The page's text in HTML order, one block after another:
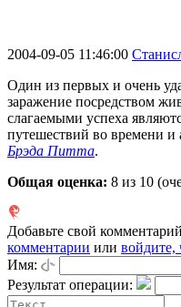
2004-09-05 11:46:00
Один из первых и очень
заражение посредством
слагаемыми успеха
путешествий во времени и
Брэда Питта.
Общая оценка: 8 из 10
Добавьте свой
комментарии или войдите,
Имя:
Результат операции: